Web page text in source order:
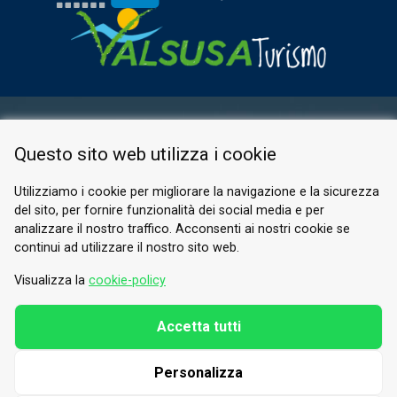
PRIVACY POLICY
© 2026 Valle di Susa
Tesori di Arte e Cultura Alpina
Tel.
E-mail.info@vallesusa-tesori.it
Questo sito web utilizza i cookie
Utilizziamo i cookie per migliorare la navigazione e la sicurezza
del sito, per fornire funzionalità dei social media e per
analizzare il nostro traffico. Acconsenti ai nostri cookie se
continui ad utilizzare il nostro sito web.
Visualizza la cookie-policy
Personalizza
Accetta tutti